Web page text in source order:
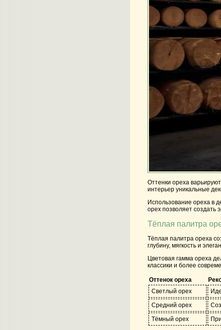
Оттенки ореха
интерьер уникальные
Использование ореха в
орех позволяет создать
Тёплая палитра
Тёплая палитра ореха
глубину, мягкость и
Цветовая гамма ореха
классики и более
Оттенок ореха
Светлый орех
Средний орех
Тёмный орех